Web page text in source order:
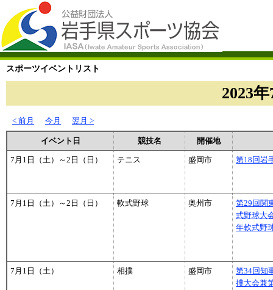
スポーツイベントリスト
2023
< 前月 今月 翌月 >
イベント日 競技名 開催地
7月1日（土）～2日（日） テニス 盛岡市 第18回岩
7月1日（土）～2日（日） 軟式野球 奥州市
第29回関
式野球大
年軟式野
7月1日（土） 相撲 盛岡市
第34回知
撲大会兼